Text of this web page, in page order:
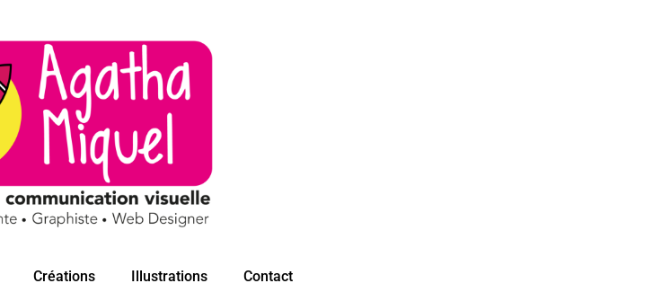
Créations Illustrations Contact